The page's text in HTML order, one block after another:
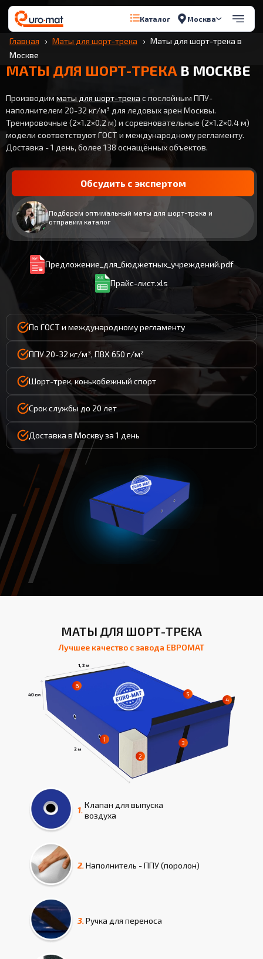
Каталог Москва
Главная Маты для шорт-трека
Маты для шорт-трека в
Москве
МАТЫ ДЛЯ ШОРТ-ТРЕКА В МОСКВЕ
Производим маты для шорт-трека с послойным ППУ-
наполнителем 20-32 кг/м³ для ледовых арен Москвы.
Тренировочные (2×1.2×0.2 м) и соревновательные (2×1.2×0.4 м)
модели соответствуют ГОСТ и международному регламенту.
Доставка - 1 день, более 138 оснащённых объектов.
Обсудить с экспертом
Подберем оптимальный маты для шорт-трека и
отправим каталог
Предложение_для_бюджетных_учреждений.pdf
Прайс-лист.xls
По ГОСТ и международному регламенту
ППУ 20-32 кг/м³, ПВХ 650 г/м²
Шорт-трек, конькобежный спорт
Срок службы до 20 лет
Доставка в Москву за 1 день
МАТЫ ДЛЯ ШОРТ-ТРЕКА
Лучшее качество с завода ЕВРОМАТ
1.
Клапан для выпуска
воздуха
2. Наполнитель - ППУ (поролон)
3. Ручка для переноса